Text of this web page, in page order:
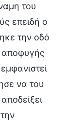
του
επειδή ο
την οδό
αποφυγής
να του